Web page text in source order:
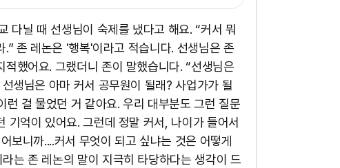
다닐 때 선생님이 숙제를 냈다고 해요. “커서 뭐
존 레논은 '행복'이라고 적습니다. 선생님은 존
했어요. 그랬더니 존이 말했습니다. “선생님은
생님은 아마 커서 공무원이 될래? 사업가가 될
런 걸 물었던 거 같아요. 우리 대부분도 그런 질문
기억이 있어요. 그런데 정말 커서, 나이가 들어서
보니까....커서 무엇이 되고 싶냐는 것은 어떻게
는 존 레논의 말이 지극히 타당하다는 생각이 드